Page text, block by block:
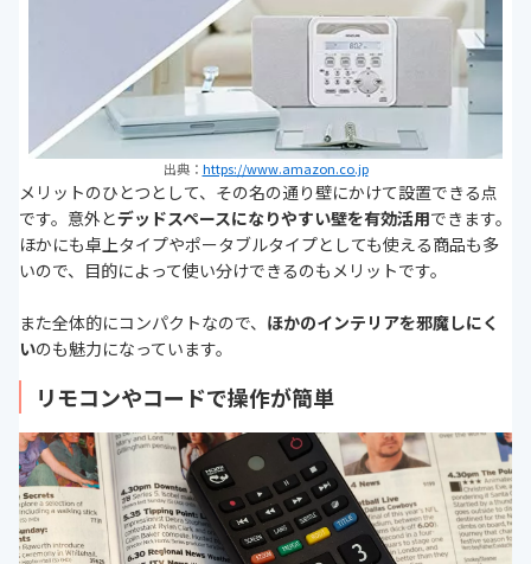
出典： https://www.amazon.co.jp
メリットのひとつとして、その名の通り壁にかけて設置できる点
です。意外とデッドスペースになりやすい壁を有効活用できます。
ほかにも卓上タイプやポータブルタイプとしても使える商品も多
いので、目的によって使い分けできるのもメリットです。
また全体的にコンパクトなので、 ほかのインテリアを邪魔しにく
いのも魅力になっています。
リモコンやコードで操作が簡単